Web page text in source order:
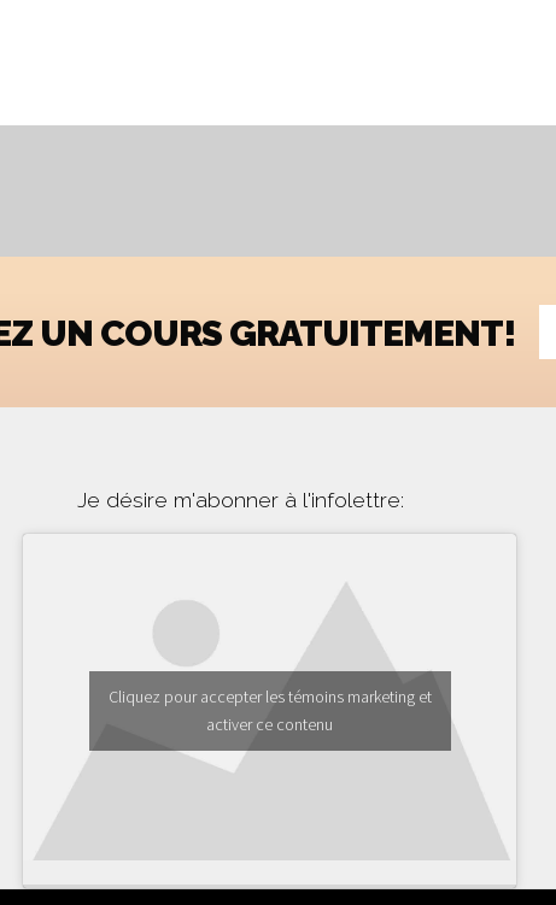
UN COURS GRATUITEMENT!
Je désire m'abonner à l'infolettre:
Cliquez pour accepter les témoins marketing et
activer ce contenu